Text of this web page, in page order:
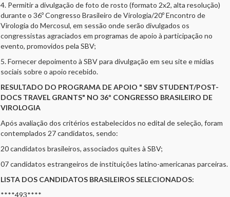
4. Permitir a divulgação de foto de rosto (formato 2x2, alta resolução)
durante o 36º Congresso Brasileiro de Virologia/20º Encontro de
Virologia do Mercosul, em sessão onde serão divulgados os
congressistas agraciados em programas de apoio à participação no
evento, promovidos pela SBV;
5. Fornecer depoimento à SBV para divulgação em seu site e mídias
sociais sobre o apoio recebido.
RESULTADO DO PROGRAMA DE APOIO " SBV STUDENT/POST-
DOCS TRAVEL GRANTS" NO 36º CONGRESSO BRASILEIRO DE
VIROLOGIA
Após avaliação dos critérios estabelecidos no edital de seleção, foram
contemplados 27 candidatos, sendo:
20 candidatos brasileiros, associados quites à SBV;
07 candidatos estrangeiros de instituições latino-americanas parceiras.
LISTA DOS CANDIDATOS BRASILEIROS SELECIONADOS:
****493****